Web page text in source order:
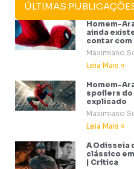
ÚLTIMAS
Homem-
ainda
contar
Maximiano
Leia Mais »
Homem-
spoilers do
explicado
Maximiano
Leia Mais »
A Odisseia
clássico
| Crítica